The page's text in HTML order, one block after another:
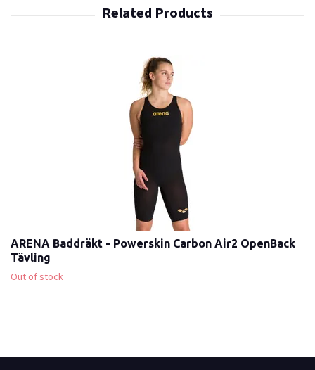
ARENA Baddräkt - Powerskin Carbon Air2 OpenBack
Tävling
Out of stock